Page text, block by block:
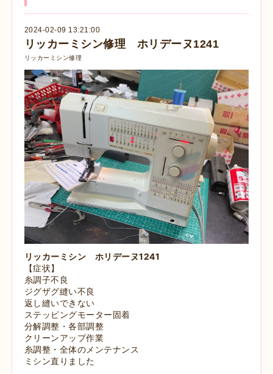
2024-02-09 13:21:00
リッカーミシン修理 ホリデーヌ1241
リッカーミシン修理
リッカーミシン ホリデーヌ1241
【症状】
糸調子不良
ジグザグ縫い不良
返し縫いできない
ステッピングモーター固着
分解調整・各部調整
クリーンアップ作業
糸調整・全体のメンテナンス
ミシン直りました